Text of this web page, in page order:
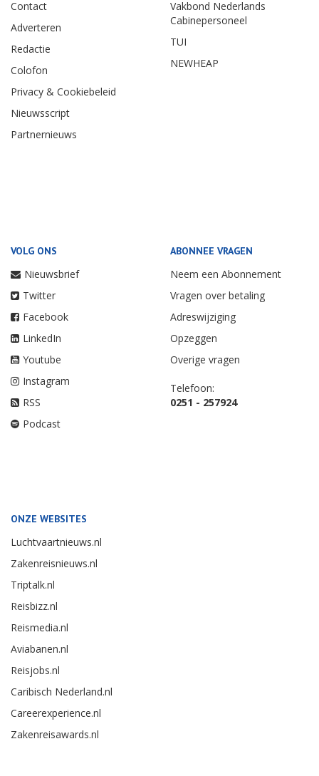
Contact
Adverteren
Redactie
Colofon
Privacy & Cookiebeleid
Nieuwsscript
Partnernieuws
Vakbond Nederlands
Cabinepersoneel
TUI
NEWHEAP
VOLG ONS
Nieuwsbrief
Twitter
Facebook
LinkedIn
Youtube
Instagram
RSS
Podcast
ABONNEE VRAGEN
Neem een Abonnement
Vragen over betaling
Adreswijziging
Opzeggen
Overige vragen
Telefoon:
0251 - 257924
ONZE WEBSITES
Luchtvaartnieuws.nl
Zakenreisnieuws.nl
Triptalk.nl
Reisbizz.nl
Reismedia.nl
Aviabanen.nl
Reisjobs.nl
Caribisch Nederland.nl
Careerexperience.nl
Zakenreisawards.nl